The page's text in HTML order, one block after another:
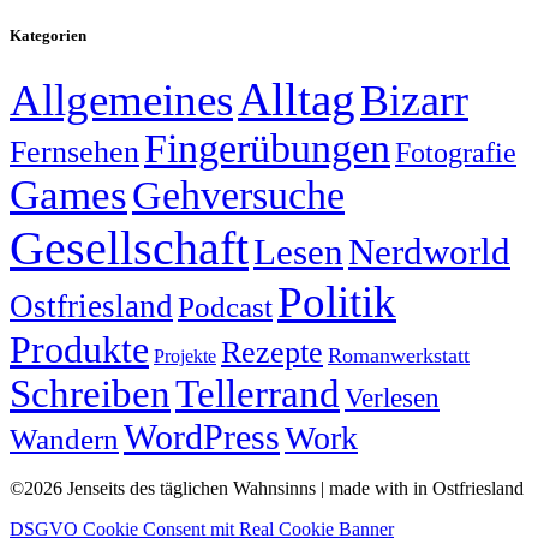
Kategorien
AllgemeinesAlltagBizarr
FernsehenFingerübungen Fotografie
GamesGehversuche
GesellschaftLesenNerdworld
OstfrieslandPodcastPolitik
Produkte Projekte Rezepte Romanwerkstatt
SchreibenTellerrand Verlesen
Wandern WordPressWork
©2026 Jenseits des täglichen Wahnsinns | made with in Ostfriesland
DSGVO Cookie Consent mit Real Cookie Banner